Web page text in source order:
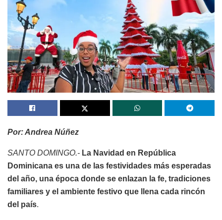
Por: Andrea Núñez
SANTO DOMINGO.- La Navidad en República
Dominicana es una de las festividades más esperadas
del año, una época donde se enlazan la fe, tradiciones
familiares y el ambiente festivo que llena cada rincón
del país.